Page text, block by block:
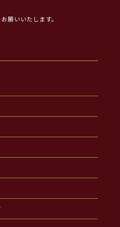
願いいたします。